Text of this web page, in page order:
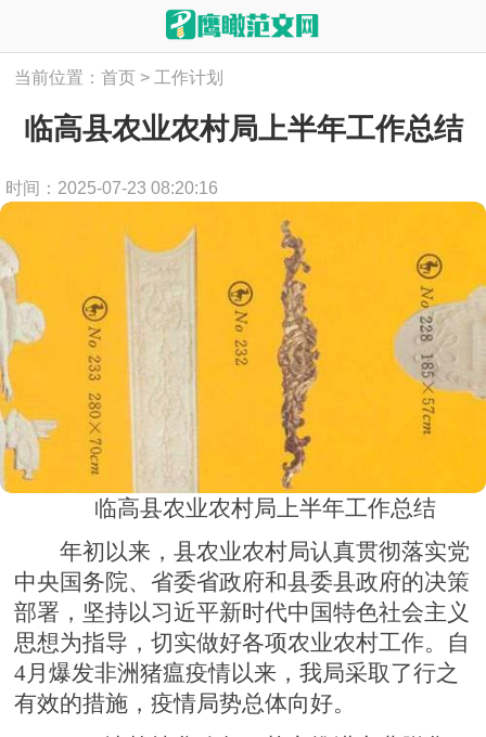
当前位置：首页 > 工作计划
临高县农业农村局上半年工作总结
时间：2025-07-23 08:20:16
临高县农业农村局上半年工作总结
年初以来，县农业农村局认真贯彻落实党
中央国务院、省委省政府和县委县政府的决策
部署，坚持以习近平新时代中国特色社会主义
思想为指导，切实做好各项农业农村工作。自
4月爆发非洲猪瘟疫情以来，我局采取了行之
有效的措施，疫情局势总体向好。